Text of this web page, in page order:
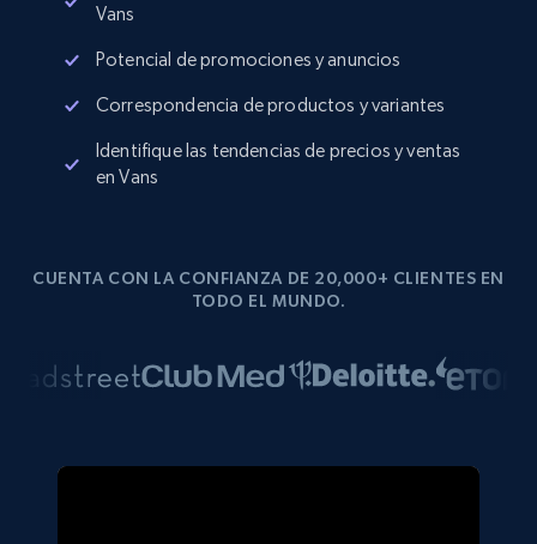
Vans
Potencial de promociones y anuncios
Correspondencia de productos y variantes
Identifique las tendencias de precios y ventas
en Vans
CUENTA CON LA CONFIANZA DE 20,000+ CLIENTES EN
TODO EL MUNDO.